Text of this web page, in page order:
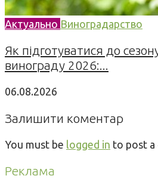
Актуально Виноградарство
Як підготуватися до
винограду 2026:...
06.08.2026
Залишити коментар
You must be logged in to post a
Реклама